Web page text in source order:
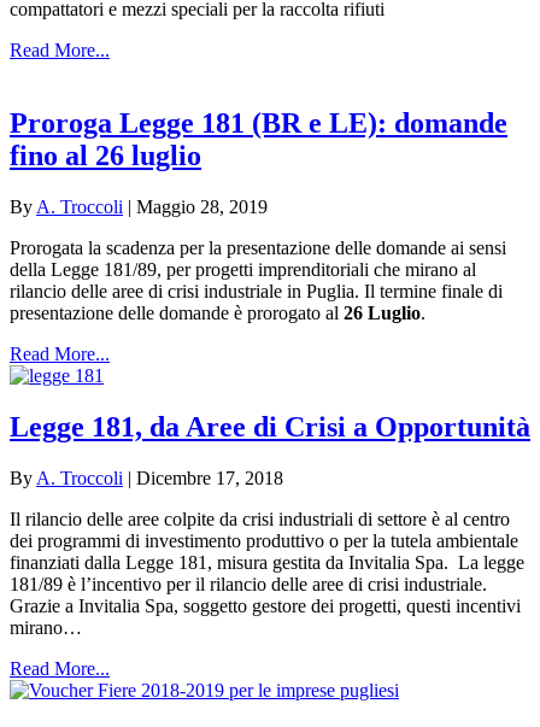
compattatori e mezzi speciali per la raccolta rifiuti
Read More...
Proroga Legge 181 (BR e LE): domande
fino al 26 luglio
By A. Troccoli | Maggio 28, 2019
Prorogata la scadenza per la presentazione delle domande ai sensi
della Legge 181/89, per progetti imprenditoriali che mirano al
rilancio delle aree di crisi industriale in Puglia. Il termine finale di
presentazione delle domande è prorogato al 26 Luglio.
Read More...
Legge 181, da Aree di Crisi a Opportunità
By A. Troccoli | Dicembre 17, 2018
Il rilancio delle aree colpite da crisi industriali di settore è al centro
dei programmi di investimento produttivo o per la tutela ambientale
finanziati dalla Legge 181, misura gestita da Invitalia Spa. La legge
181/89 è l’incentivo per il rilancio delle aree di crisi industriale.
Grazie a Invitalia Spa, soggetto gestore dei progetti, questi incentivi
mirano…
Read More...